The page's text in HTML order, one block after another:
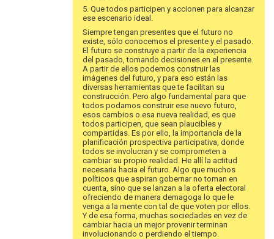
5. Que todos participen y accionen para alcanzar
ese escenario ideal.
Siempre tengan presentes que el futuro no
existe, sólo conocemos el presente y el pasado.
El futuro se construye a partir de la experiencia
del pasado, tomando decisiones en el presente.
A partir de ellos podemos construir las
imágenes del futuro, y para eso están las
diversas herramientas que te facilitan su
construcción. Pero algo fundamental para que
todos podamos construir ese nuevo futuro,
esos cambios o esa nueva realidad, es que
todos participen, que sean plaucibles y
compartidas. Es por ello, la importancia de la
planificación prospectiva participativa, donde
todos se involucran y se comprometen a
cambiar su propio realidad. He allí la actitud
necesaria hacia el futuro. Algo que muchos
políticos que aspiran gobernar no toman en
cuenta, sino que se lanzan a la oferta electoral
ofreciendo de manera demagoga lo que le
venga a la mente con tal de que voten por ellos.
Y de esa forma, muchas sociedades en vez de
cambiar hacia un mejor provenir terminan
involucionando o perdiendo el tiempo.